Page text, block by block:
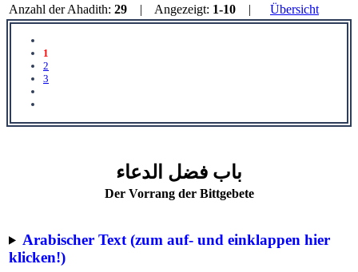
Anzahl der Ahadith: 29 | Angezeigt: 1-10 | Übersicht
1
2
3
باب فضل الدعاء
Der Vorrang der Bittgebete
Arabischer Text (zum auf- und einklappen hier
klicken!)